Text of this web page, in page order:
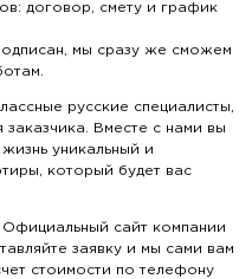
договор, смету и график
мы сразу же сможем
русские специалисты,
Вместе с нами вы
уникальный и
который будет вас
Официальный сайт компании
заявку и мы сами вам
стоимости по телефону